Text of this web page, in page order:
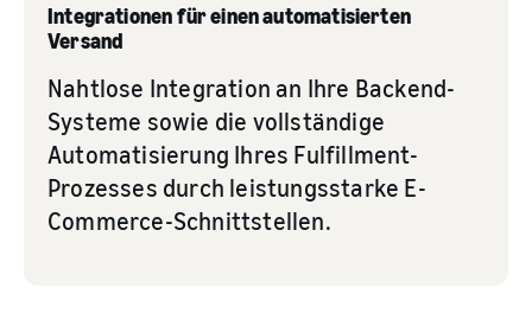
Integrationen für einen automatisierten
Versand
Nahtlose Integration an Ihre Backend-
Systeme sowie die vollständige
Automatisierung Ihres Fulfillment-
Prozesses durch leistungsstarke E-
Commerce-Schnittstellen.